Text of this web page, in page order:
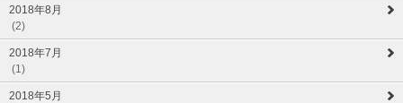
2018年8月
(2)
2018年7月
(1)
2018年5月